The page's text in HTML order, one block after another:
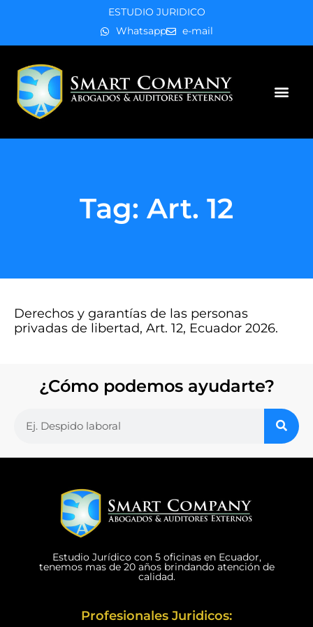
ESTUDIO JURIDICO
Whatsapp
e-mail
Tag: Art. 12
Derechos y garantías de las personas
privadas de libertad, Art. 12, Ecuador 2026.
¿Cómo podemos ayudarte?
Estudio Jurídico con 5 oficinas en Ecuador,
tenemos mas de 20 años brindando atención de
calidad.
Profesionales Juridicos: